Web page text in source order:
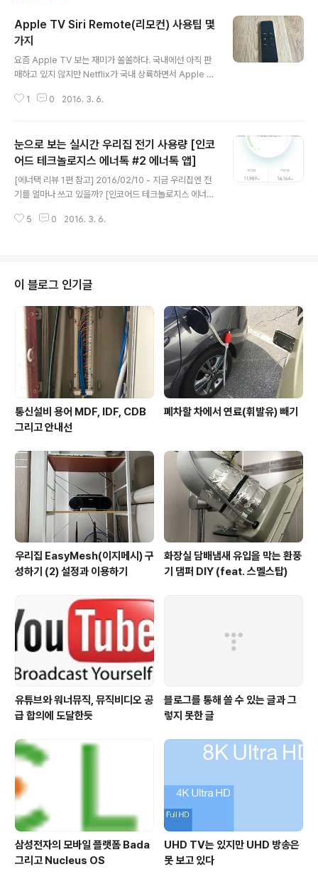
Apple TV Siri Remote(리모컨) 사용팁 몇
가지
요즘 Apple TV 보는 재미가 쏠쏠하다. 국내에선 아직 판
매하고 있지 않지만 Netflix가 국내 상륙하면서 Apple T
니라 Chromecast나 다른 OTT 셋탑박스에 대한 관한
Apple TV의 제일 첫번째 이유도 Netflix였다. 비디오, 특
히 드라마는 재생 시간이 길어서 iPad나 iPhone, PC에서
보는 것은 한계가 있는 것 같다. Apple TV를 자주 사용하
게 되면서 조금씩 알게 된 Siri Remote(시리 리모트, Ap
ple TV 4세대 리모콘)의 숨은 기능을 소개하고자 한다. 현
재 (미국기준)..
1 0 2016. 3. 6.
눈으로 보는 실시간 우리집 전기 사용량 [인코
어드 테크놀로지스 에너톡 #2 에너톡 앱]
[에너택 리뷰 1편 참고] 2016/02/10 - 지금 우리집엔 전
기를 얼마나 쓰고 있을까? [인코어드 테크놀로지스 에너톡
었다. 매월 청구되는 아파트 관리비에서 전기 사용량을 관
톡 앱을 설치해야 한다. 지난 설치 리뷰 때 다루었으므로 참
고하면 되겠다. 에너톡은 iOS버전과 Android 버전 모두
제공되어 일반적인 국내 스마트폰 사용자라면 대부분 앱설
치가 가능할 것이다. 설치 후 제일 먼저 만나는 홈메뉴다.
상단 왼쪽은 사용자 계정과 관련된 '내프로필'메뉴이며, 오
른쪽 종모양 ..
5 0 2016. 3. 6.
이 블로그 인기글
통신설비 용어 MDF, IDF, CDB
그리고 안내선
폐차할 차에서 연료(휘발유) 빼기
우리집 EasyMesh(이지메시) 구
성하기 (2) 설정과 이용하기
화장실 담배냄새 유입을 막는 환풍
기 댐퍼 DIY (feat. 스멜스탑)
유튜브와 워너뮤직, 뮤직비디오 공
급 합의에 도달한듯
블로그를 통해 쓸 수 있는 글과 그
렇지 못한 글
삼성전자의 모바일 플랫폼 Bada
그리고 Nucleus OS
UHD TV는 있지만 UHD 방송은
못 보고 있다